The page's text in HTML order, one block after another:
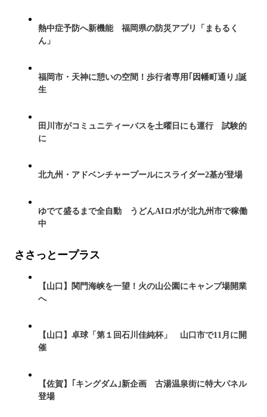
熱中症予防へ新機能 福岡県の防災アプリ「まもるく
ん」
福岡市・天神に憩いの空間！歩行者専用｢因幡町通り｣誕
生
田川市がコミュニティーバスを土曜日にも運行 試験的
に
北九州・アドベンチャープールにスライダー2基が登場
ゆでて盛るまで全自動 うどんAIロボが北九州市で稼働
中
ささっとープラス
【山口】関門海峡を一望！火の山公園にキャンプ場開業
へ
【山口】卓球「第１回石川佳純杯」 山口市で11月に開
催
【佐賀】｢キングダム｣新企画 古湯温泉街に特大パネル
登場